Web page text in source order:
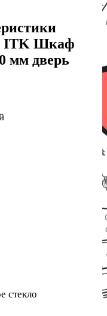
ITK Шкаф
мм дверь
стекло